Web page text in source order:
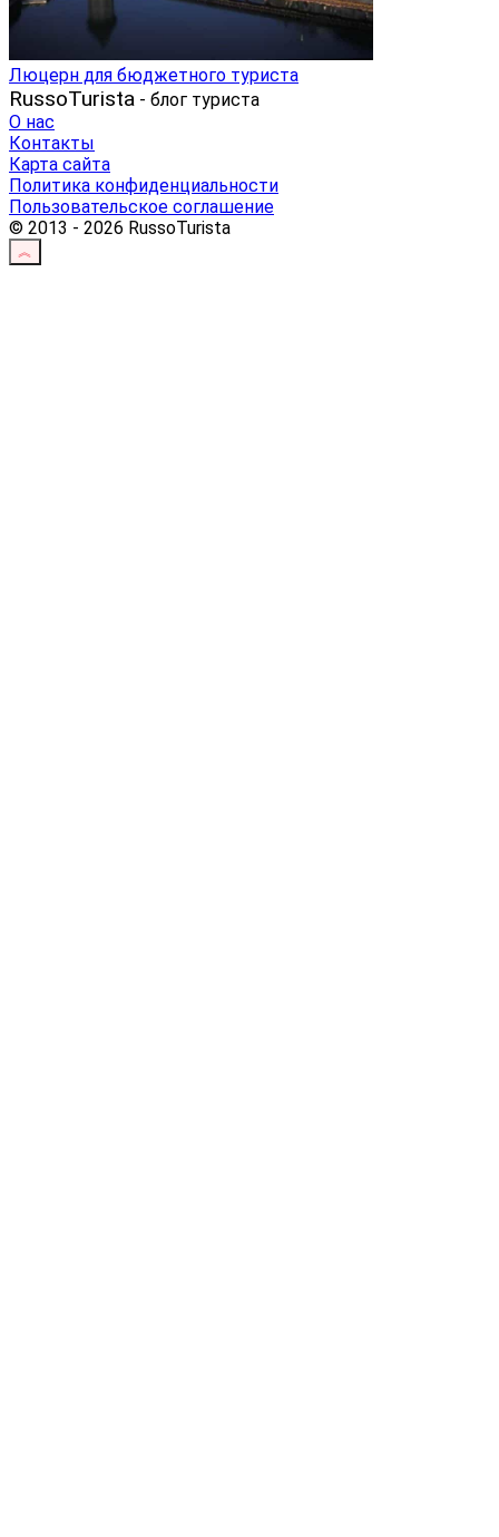
Люцерн для бюджетного туриста
RussoTurista - блог туриста
О нас
Контакты
Карта сайта
Политика конфиденциальности
Пользовательское соглашение
© 2013 - 2026 RussoTurista